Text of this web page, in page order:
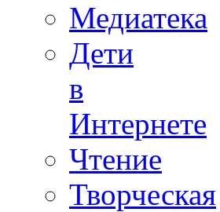
Медиатека
Дети
в
Интернете
Чтение
Творческая